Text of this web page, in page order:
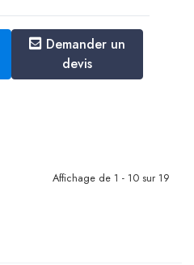
Demander un
devis
Affichage de 1 - 10 sur 19